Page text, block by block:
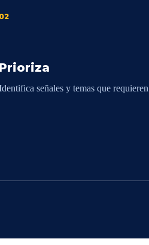
02
Prioriza
señales y temas que